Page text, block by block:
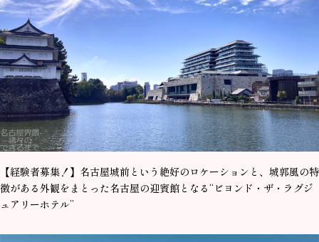
【経験者募集！】名古屋城前という絶好のロケーションと、城郭風の特
徴がある外観をまとった名古屋の迎賓館となる“ビヨンド・ザ・ラグジ
ュアリーホテル”